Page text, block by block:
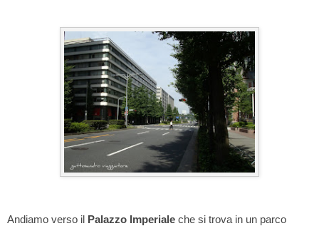
Andiamo verso il Palazzo Imperiale che si trova in un parco